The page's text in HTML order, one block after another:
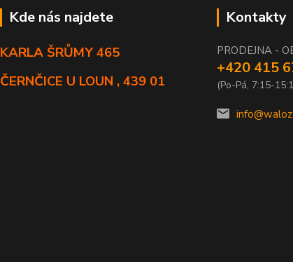
Kde nás najdete
KARLA ŠRŮMY 465
ČERNČICE U LOUN , 439 01
Kontakty
PRODEJNA -
+420 415
(Po-Pá, 7:15-